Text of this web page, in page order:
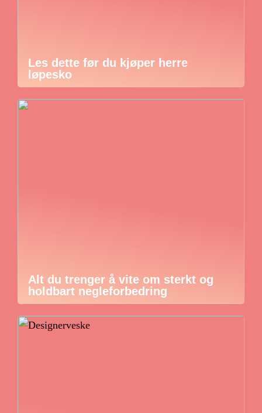
Les dette før du kjøper herre
løpesko
Alt du trenger å vite om sterkt og
holdbart negleforbedring